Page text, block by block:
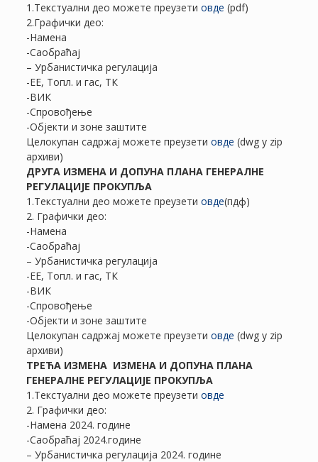
1.Текстуални део можете преузети овде (pdf)
2.Графички део:
-Намена
-Саобраћај
– Урбанистичка регулација
-ЕЕ, Топл. и гас, ТК
-ВИК
-Спровођење
-Објекти и зоне заштите
Целокупан садржај можете преузети овде (dwg у zip
архиви)
ДРУГА ИЗМЕНА И ДОПУНА ПЛАНА ГЕНЕРАЛНЕ
РЕГУЛАЦИЈЕ ПРОКУПЉА
1.Текстуални део можете преузети овде(пдф)
2. Графички део:
-Намена
-Саобраћај
– Урбанистичка регулација
-ЕЕ, Топл. и гас, ТК
-ВИК
-Спровођење
-Објекти и зоне заштите
Целокупан садржај можете преузети овде (dwg у zip
архиви)
ТРЕЋА ИЗМЕНА ИЗМЕНА И ДОПУНА ПЛАНА
ГЕНЕРАЛНЕ РЕГУЛАЦИЈЕ ПРОКУПЉА
1.Текстуални део можете преузети овде
2. Графички део:
-Намена 2024. године
-Саобраћај 2024.године
– Урбанистичка регулација 2024. године